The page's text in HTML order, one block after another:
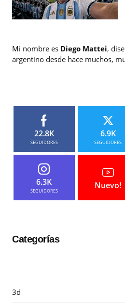
Mi nombre es Diego Mattei,
argentino desde hace muchos,
22.8K
SEGUIDORES
6.9K
SEGUIDORES
6.3K
SEGUIDORES
Nuevo!
Categorías
3d